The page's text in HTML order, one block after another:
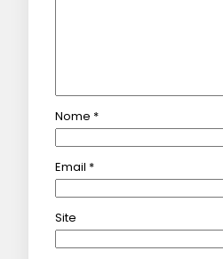
Nome *
Email *
Site